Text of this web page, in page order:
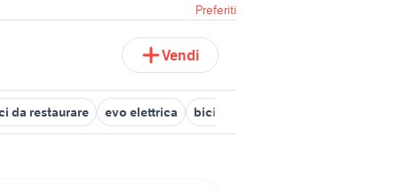
Preferiti
Vendi
da restaurare evo elettrica bici torpado vintage